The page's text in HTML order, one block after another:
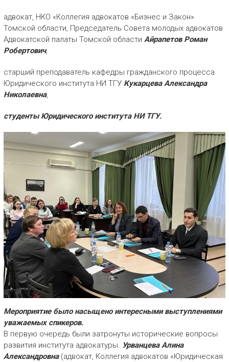
адвокат, НКО «Коллегия адвокатов «Бизнес и Закон»
Томской области, Председатель Совета молодых адвокатов
Адвокатской палаты Томской области Айрапетов Роман
Робертович,
старший преподаватель кафедры гражданского процесса
Юридического института НИ ТГУ Кукарцева Александра
Николаевна,
студенты Юридического института НИ ТГУ.
Мероприятие было насыщено интересными выступлениями
уважаемых спикеров.
В первую очередь были затронуты исторические вопросы
развития института адвокатуры. Урванцева Алина
Александровна(адвокат, Коллегия адвокатов «Юридическая